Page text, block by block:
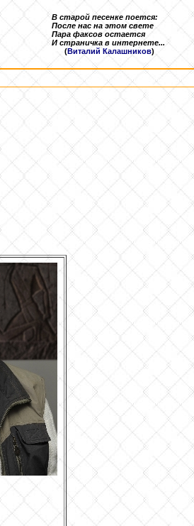
В старой песенке поется:
После нас на этом свете
Пара факсов остается
И страничка в интернете...
(Виталий Калашников)